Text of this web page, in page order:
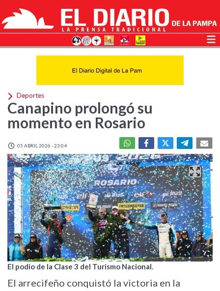
Deportes
Canapino prolongó su
momento en Rosario
05 ABRIL 2026 - 23:04
El podio de la Clase 3 del Turismo Nacional.
El arrecifeño conquistó la victoria en la